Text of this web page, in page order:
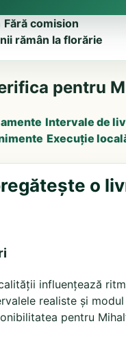
Fără comision
rămân la florărie
pentru
Intervale de
Execuție
o
influențează
realiste și
pentru